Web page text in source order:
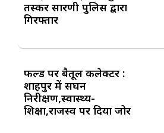
तस्कर सारणी पुलिस द्वारा
गिरफ्तार
फील्ड पर बैतूल कलेक्टर :
शाहपुर में सघन
निरीक्षण,स्वास्थ्य-
शिक्षा,राजस्व पर दिया जोर